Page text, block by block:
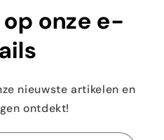
onze e-
nieuwste artikelen en
ontdekt!